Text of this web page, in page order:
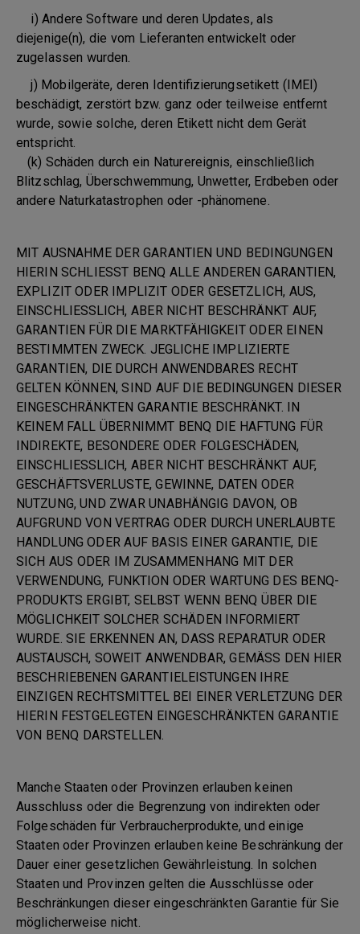
i) Andere Software und deren Updates, als
diejenige(n), die vom Lieferanten entwickelt oder
zugelassen wurden.
j) Mobilgeräte, deren Identifizierungsetikett (IMEI)
beschädigt, zerstört bzw. ganz oder teilweise entfernt
wurde, sowie solche, deren Etikett nicht dem Gerät
entspricht.
(k) Schäden durch ein Naturereignis, einschließlich
Blitzschlag, Überschwemmung, Unwetter, Erdbeben oder
andere Naturkatastrophen oder -phänomene.
MIT AUSNAHME DER GARANTIEN UND BEDINGUNGEN
HIERIN SCHLIESST BENQ ALLE ANDEREN GARANTIEN,
EXPLIZIT ODER IMPLIZIT ODER GESETZLICH, AUS,
EINSCHLIESSLICH, ABER NICHT BESCHRÄNKT AUF,
GARANTIEN FÜR DIE MARKTFÄHIGKEIT ODER EINEN
BESTIMMTEN ZWECK. JEGLICHE IMPLIZIERTE
GARANTIEN, DIE DURCH ANWENDBARES RECHT
GELTEN KÖNNEN, SIND AUF DIE BEDINGUNGEN DIESER
EINGESCHRÄNKTEN GARANTIE BESCHRÄNKT. IN
KEINEM FALL ÜBERNIMMT BENQ DIE HAFTUNG FÜR
INDIREKTE, BESONDERE ODER FOLGESCHÄDEN,
EINSCHLIESSLICH, ABER NICHT BESCHRÄNKT AUF,
GESCHÄFTSVERLUSTE, GEWINNE, DATEN ODER
NUTZUNG, UND ZWAR UNABHÄNGIG DAVON, OB
AUFGRUND VON VERTRAG ODER DURCH UNERLAUBTE
HANDLUNG ODER AUF BASIS EINER GARANTIE, DIE
SICH AUS ODER IM ZUSAMMENHANG MIT DER
VERWENDUNG, FUNKTION ODER WARTUNG DES BENQ-
PRODUKTS ERGIBT, SELBST WENN BENQ ÜBER DIE
MÖGLICHKEIT SOLCHER SCHÄDEN INFORMIERT
WURDE. SIE ERKENNEN AN, DASS REPARATUR ODER
AUSTAUSCH, SOWEIT ANWENDBAR, GEMÄSS DEN HIER
BESCHRIEBENEN GARANTIELEISTUNGEN IHRE
EINZIGEN RECHTSMITTEL BEI EINER VERLETZUNG DER
HIERIN FESTGELEGTEN EINGESCHRÄNKTEN GARANTIE
VON BENQ DARSTELLEN.
Manche Staaten oder Provinzen erlauben keinen
Ausschluss oder die Begrenzung von indirekten oder
Folgeschäden für Verbraucherprodukte, und einige
Staaten oder Provinzen erlauben keine Beschränkung der
Dauer einer gesetzlichen Gewährleistung. In solchen
Staaten und Provinzen gelten die Ausschlüsse oder
Beschränkungen dieser eingeschränkten Garantie für Sie
möglicherweise nicht.